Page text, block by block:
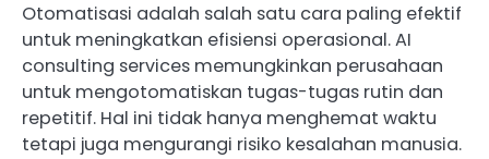
Otomatisasi adalah salah satu cara paling efektif
untuk meningkatkan efisiensi operasional. AI
consulting services memungkinkan perusahaan
untuk mengotomatiskan tugas-tugas rutin dan
repetitif. Hal ini tidak hanya menghemat waktu
tetapi juga mengurangi risiko kesalahan manusia.